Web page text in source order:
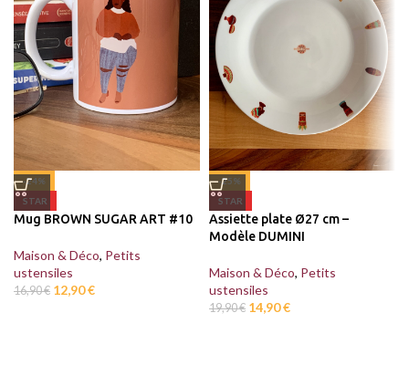
-24%
STAR
Mug BROWN SUGAR ART #10
Maison & Déco, Petits
ustensiles
16,90€ 12,90€
-25%
STAR
Assiette plate Ø27 cm –
Modèle DUMINI
Maison & Déco, Petits
ustensiles
19,90€ 14,90€